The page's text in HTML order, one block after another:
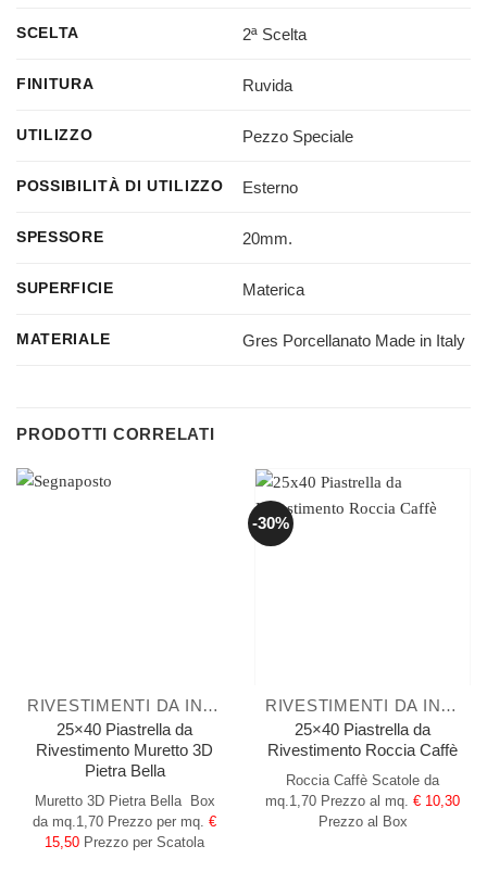
SCELTA 2ª Scelta
FINITURA Ruvida
UTILIZZO Pezzo Speciale
POSSIBILITÀ DI UTILIZZO Esterno
SPESSORE 20mm.
SUPERFICIE Materica
MATERIALE Gres Porcellanato Made in Italy
PRODOTTI CORRELATI
RIVESTIMENTI DA INTERNO
25×40 Piastrella da
Rivestimento Muretto 3D
Pietra Bella
Muretto 3D Pietra Bella Box
da mq.1,70 Prezzo per mq. €
15,50 Prezzo per Scatola
-30%
RIVESTIMENTI DA INTERNO
25×40 Piastrella da
Rivestimento Roccia Caffè
Roccia Caffè Scatole da
mq.1,70 Prezzo al mq. € 10,30
Prezzo al Box